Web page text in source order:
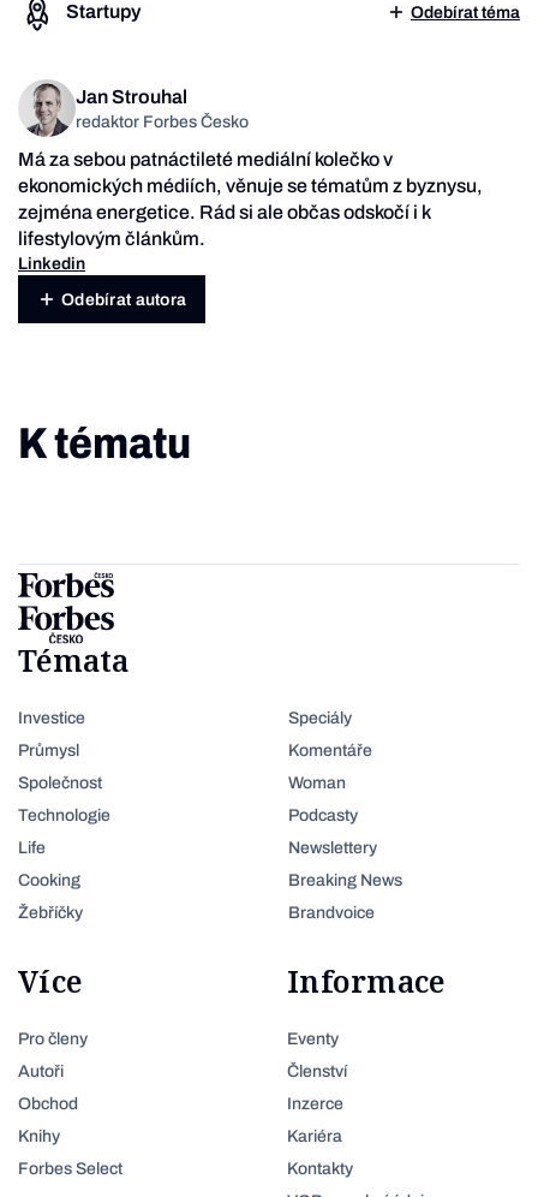
Startupy Odebírat téma
Jan Strouhal
redaktor Forbes Česko
Má za sebou patnáctileté mediální kolečko v
ekonomických médiích, věnuje se tématům z byznysu,
zejména energetice. Rád si ale občas odskočí i k
lifestylovým článkům.
Linkedin
Odebírat autora
K tématu
Témata
Investice
Průmysl
Společnost
Technologie
Life
Cooking
Žebříčky
Speciály
Komentáře
Woman
Podcasty
Newslettery
Breaking News
Brandvoice
Více
Pro členy
Autoři
Obchod
Knihy
Forbes Select
Informace
Eventy
Členství
Inzerce
Kariéra
Kontakty